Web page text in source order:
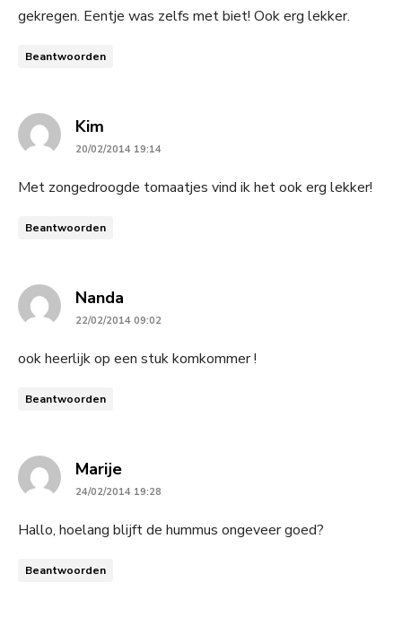
gekregen. Eentje was zelfs met biet! Ook erg lekker.
Beantwoorden
Kim
20/02/2014 19:14
Met zongedroogde tomaatjes vind ik het ook erg lekker!
Beantwoorden
Nanda
22/02/2014 09:02
ook heerlijk op een stuk komkommer !
Beantwoorden
Marijesays:
24/02/2014 19:28
Hallo, hoelang blijft de hummus ongeveer goed?
Beantwoorden